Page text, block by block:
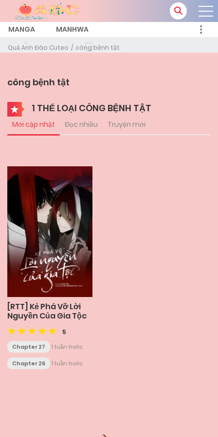
MANGA MANHWA
Quả Anh Đào Cuteo công bệnh tật
công bệnh tật
1 THỂ LOẠI CÔNG BỆNH TẬT
Mới cập nhật Đọc nhiều Truyện mới
[RTT] Kẻ Phá Vỡ Lời
Nguyền Của Gia Tộc
5
Chapter 27 1 tuần trước
Chapter 26 1 tuần trước